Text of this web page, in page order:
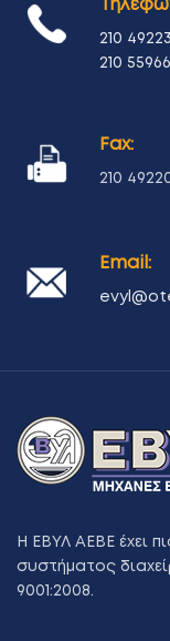
210
210
Fax:
210
Email:
Η ΕΒΥΛ ΑΕΒΕ έχει
συστήματος
9001:2008.